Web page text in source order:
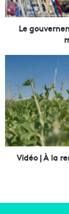
r
n
a
n
n
o
n
c
e
Le
d
o
|
À
l
a
Vidéo | À la